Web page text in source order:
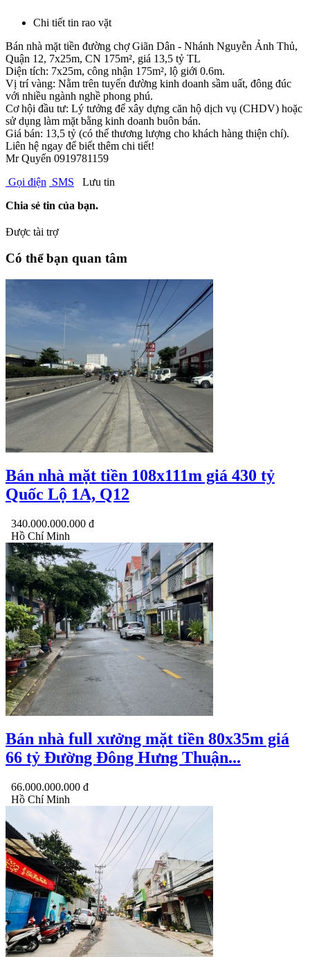
Chi tiết tin rao vặt
Bán nhà mặt tiền đường chợ Giãn Dân - Nhánh Nguyễn Ảnh Thủ,
Quận 12, 7x25m, CN 175m², giá 13,5 tỷ TL
Diện tích: 7x25m, công nhận 175m², lộ giới 0.6m.
Vị trí vàng: Nằm trên tuyến đường kinh doanh sầm uất, đông đúc
với nhiều ngành nghề phong phú.
Cơ hội đầu tư: Lý tưởng để xây dựng căn hộ dịch vụ (CHDV) hoặc
sử dụng làm mặt bằng kinh doanh buôn bán.
Giá bán: 13,5 tỷ (có thể thương lượng cho khách hàng thiện chí).
Liên hệ ngay để biết thêm chi tiết!
Mr Quyến 0919781159
Gọi điện SMS
Lưu tin
Chia sẻ tin của bạn.
Được tài trợ
Có thể bạn quan tâm
Bán nhà mặt tiền 108x111m giá 430 tỷ
Quốc Lộ 1A, Q12
340.000.000.000 đ
Hồ Chí Minh
Bán nhà full xưởng mặt tiền 80x35m giá
66 tỷ Đường Đông Hưng Thuận...
66.000.000.000 đ
Hồ Chí Minh